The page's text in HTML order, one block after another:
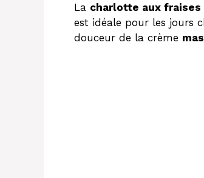
La charlotte aux fraises
est idéale pour les jours
douceur de la crème